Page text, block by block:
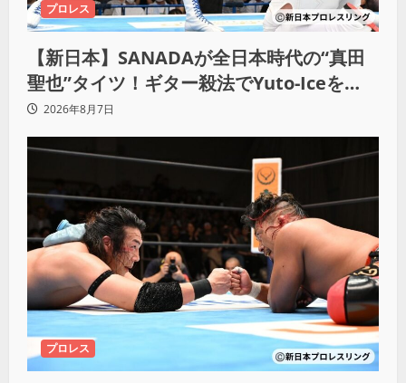
プロレス
【新日本】SANADAが全日本時代の“真田
聖也”タイツ！ギター殺法でYuto-Iceを
KO「俺と闘う時は考えろ。感じるな」
2026年8月7日
プロレス